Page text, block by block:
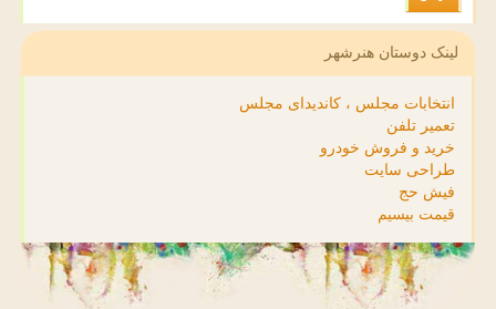
لینک دوستان هنرشهر
انتخابات مجلس ، کاندیدای مجلس
تعمیر تلفن
خرید و فروش خودرو
طراحی سایت
فیش حج
قیمت بیسیم